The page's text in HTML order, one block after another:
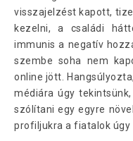
visszajelzést kapott,
kezelni, a családi
immunis a negatív
szembe soha nem
online jött.
médiára úgy
szólítani egy egyre
profiljukra a fiatalok úgy